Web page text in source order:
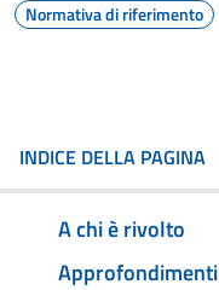
Normativa di riferimento
INDICE DELLA PAGINA
A chi è rivolto
Approfondimenti